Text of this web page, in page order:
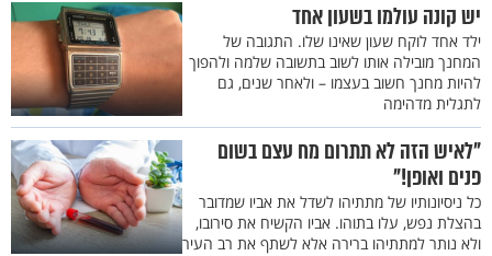
יש קונה עולמו בשעון אחד
ילד אחד לוקח שעון שאינו שלו. התגובה של
המחנך מובילה אותו לשוב בתשובה שלמה ולהפוך
להיות מחנך חשוב בעצמו – ולאחר שנים, גם
לתגלית מדהימה
"לאיש הזה לא תתרום מח עצם בשום
פנים ואופן!"
כל ניסיונותיו של מתתיהו לשדל את אביו שמדובר
בהצלת נפש, עלו בתוהו. אביו הקשיח את סירובו,
ולא נותר למתתיהו ברירה אלא לשתף את רב העיר